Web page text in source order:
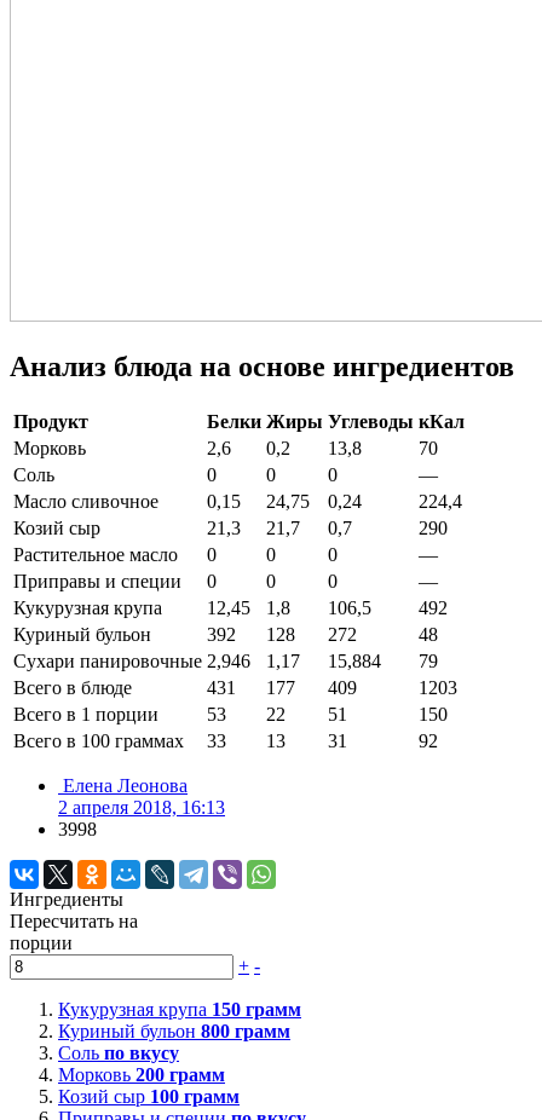
Анализ блюда на основе ингредиентов
Продукт Белки Жиры Углеводы кКал
Морковь
2,6 0,2 13,8
70
Соль
0 0 0
—
Масло сливочное
0,15 24,75 0,24
224,4
Козий сыр
21,3 21,7 0,7
290
Растительное масло
0 0 0
—
Приправы и специи
0 0 0
—
Кукурузная крупа
12,45 1,8 106,5
492
Куриный бульон
392 128 272
48
Сухари панировочные 2,946 1,17 15,884
79
Всего в блюде
431 177 409
1203
Всего в 1 порции
53 22 51
150
Всего в 100 граммах
33 13 31 92
Елена Леонова
2 апреля 2018, 16:13
3998
Ингредиенты
Пересчитать на
порции
+ -
Кукурузная крупа 150 грамм
Куриный бульон 800 грамм
Соль по вкусу
Морковь 200 грамм
Козий сыр 100 грамм